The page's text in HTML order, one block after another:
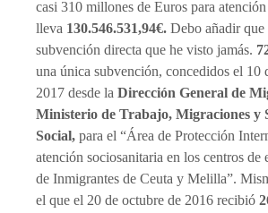
casi 310 millones de Euros para
lleva 130.546.531,94€. Debo añadir
subvención directa que he visto jamás.
una única subvención, concedidos el 10
2017 desde la Dirección General de
Ministerio de Trabajo, Migraciones y
Social, para el “Área de Protección
atención sociosanitaria en los centros de
de Inmigrantes de Ceuta y Melilla”.
el que el 20 de octubre de 2016 recibió